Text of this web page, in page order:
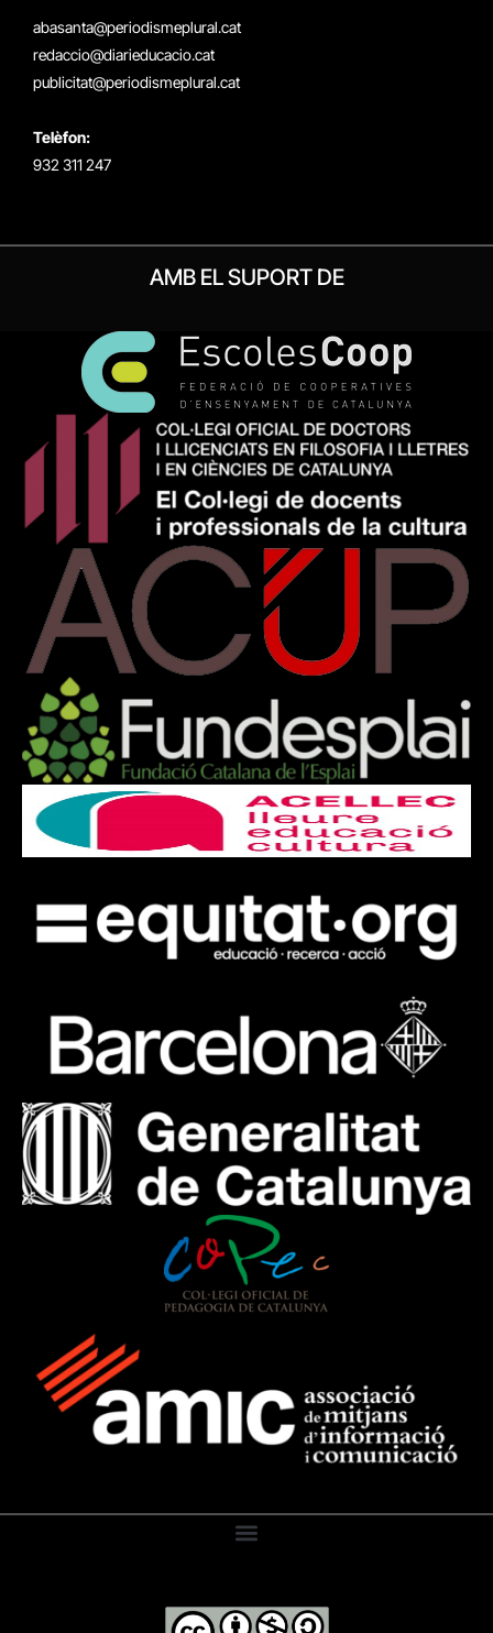
abasanta@periodismeplural.cat
redaccio@diarieducacio.cat
publicitat@periodismeplural.cat
Telèfon:
932 311 247
AMB EL SUPORT DE